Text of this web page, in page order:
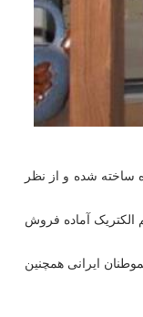
ساخته شده و از نظر
آماده فروش
عزیزان هستیم. هموطنان ایرانی همچنین